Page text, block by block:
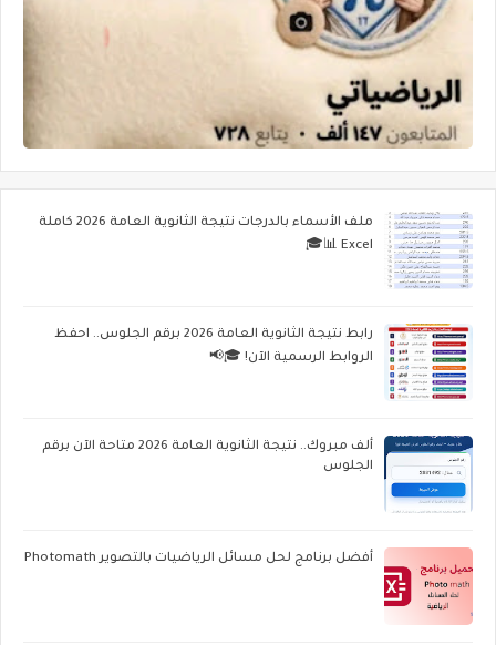
ملف الأسماء بالدرجات نتيجة الثانوية العامة 2026 كاملة
Excel 📊🎓
رابط نتيجة الثانوية العامة 2026 برقم الجلوس.. احفظ
الروابط الرسمية الآن! 🎓📢
ألف مبروك.. نتيجة الثانوية العامة 2026 متاحة الآن برقم
الجلوس
أفضل برنامج لحل مسائل الرياضيات بالتصوير Photomath